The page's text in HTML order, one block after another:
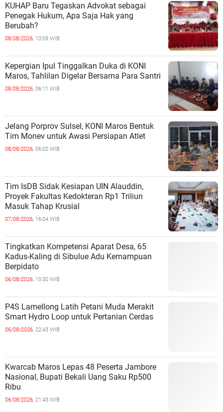
KUHAP Baru Tegaskan Advokat sebagai
Penegak Hukum, Apa Saja Hak yang
Berubah?
08/08/2026, 13:09 WIB
Kepergian Ipul Tinggalkan Duka di KONI
Maros, Tahlilan Digelar Bersama Para Santri
08/08/2026, 06:11 WIB
Jelang Porprov Sulsel, KONI Maros Bentuk
Tim Monev untuk Awasi Persiapan Atlet
08/08/2026, 06:00 WIB
Tim IsDB Sidak Kesiapan UIN Alauddin,
Proyek Fakultas Kedokteran Rp1 Triliun
Masuk Tahap Krusial
07/08/2026, 16:04 WIB
Tingkatkan Kompetensi Aparat Desa, 65
Kadus-Kaling di Sibulue Adu Kemampuan
Berpidato
06/08/2026, 15:50 WIB
P4S Lamellong Latih Petani Muda Merakit
Smart Hydro Loop untuk Pertanian Cerdas
06/08/2026, 22:43 WIB
Kwarcab Maros Lepas 48 Peserta Jambore
Nasional, Bupati Bekali Uang Saku Rp500
Ribu
06/08/2026, 21:43 WIB